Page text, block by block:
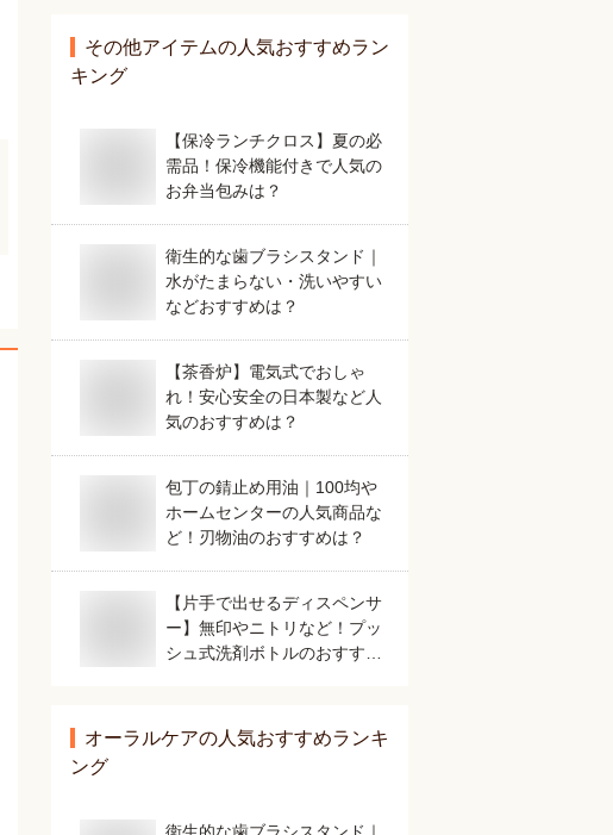
その他アイテムの人気おすすめラン
キング
【保冷ランチクロス】夏の必
需品！保冷機能付きで人気の
お弁当包みは？
衛生的な歯ブラシスタンド｜
水がたまらない・洗いやすい
などおすすめは？
【茶香炉】電気式でおしゃ
れ！安心安全の日本製など人
気のおすすめは？
包丁の錆止め用油｜100均や
ホームセンターの人気商品な
ど！刃物油のおすすめは？
【片手で出せるディスペンサ
ー】無印やニトリなど！プッ
シュ式洗剤ボトルのおすすめ
オーラルケアの人気おすすめランキ
ング